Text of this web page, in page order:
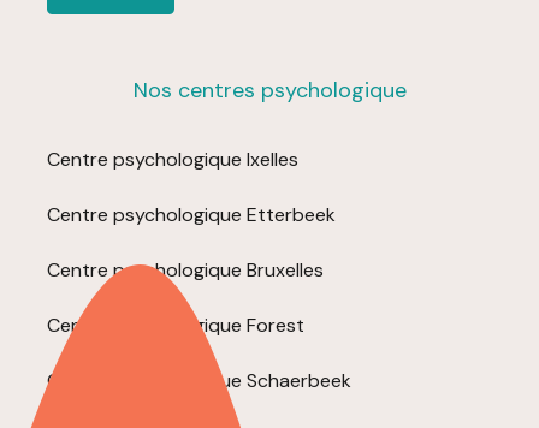
Nos centres psychologique
Centre psychologique Ixelles
Centre psychologique Etterbeek
Centre psychologique Bruxelles
Centre psychologique Forest
Centre psychologique Schaerbeek